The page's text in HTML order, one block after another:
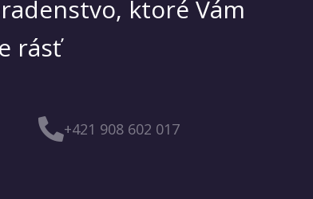
ktoré Vám
rásť
+421 908 602 017